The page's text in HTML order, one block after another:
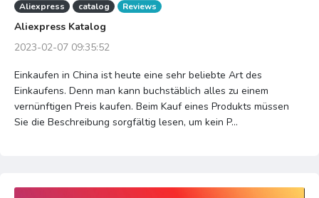
Aliexpress catalog Reviews
Aliexpress Katalog
2023-02-07 09:35:52
Einkaufen in China ist heute eine sehr beliebte Art des
Einkaufens. Denn man kann buchstäblich alles zu einem
vernünftigen Preis kaufen. Beim Kauf eines Produkts müssen
Sie die Beschreibung sorgfältig lesen, um kein P...